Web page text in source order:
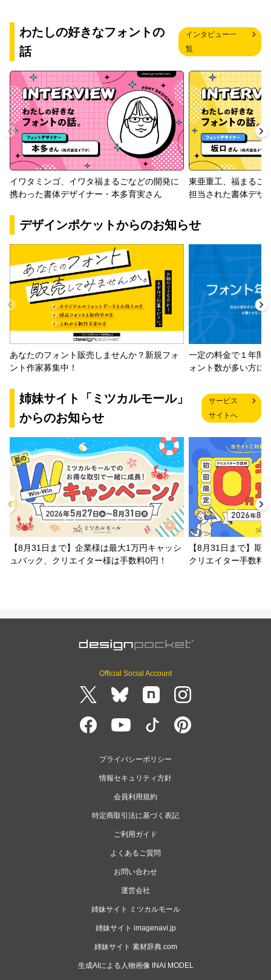
わたしの好きなフォントの
話
インタビュー一
覧
イワタミンゴ、イワタ福まるごなどの開発に
携わった書体デザイナー・本多育実さん
東亜重工、福まるご
担当された書体デザ
デザインポケットからのお知らせ
あなたのフォント販売しませんか？新規フォ
ント作家募集中！
一定の料金で１年間
ォント数が多い方に
姉妹サイト「ミツカルモール」
からのお知らせ
サービス
サイトへ
【8月31日まで】企業様は最大1万円キャッシ
ュバック、クリエイター様は手数料0円！
【8月31日まで】期
クリエイター手数料
Official Social Account
プライバシーポリシー
情報セキュリティ方針
会員利用規約
特定商取引法に基づく表記
ご利用ガイド
よくあるご質問
お問い合わせ
運営会社
姉妹サイト ミツカルモール
姉妹サイト imagenavi.jp
姉妹サイト 素材辞典.com
生成AIによる人物画像 INAI MODEL